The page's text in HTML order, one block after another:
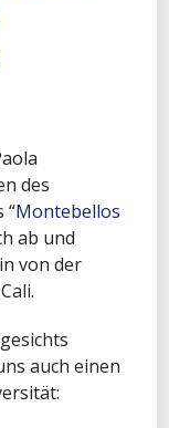
des
“Montebellos
ab und
von der
auch einen